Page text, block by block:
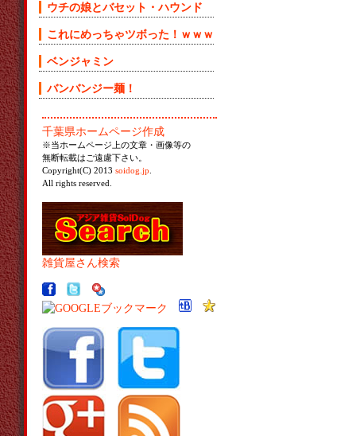
ウチの娘とバセット・ハウンド
これにめっちゃツボった！ｗｗｗ
ベンジャミン
バンバンジー麺！
千葉県ホームページ作成
※当ホームページ上の文章・画像等の
無断転載はご遠慮下さい。
Copyright(C) 2013 soidog.jp
All rights reserved.
雑貨屋さん検索